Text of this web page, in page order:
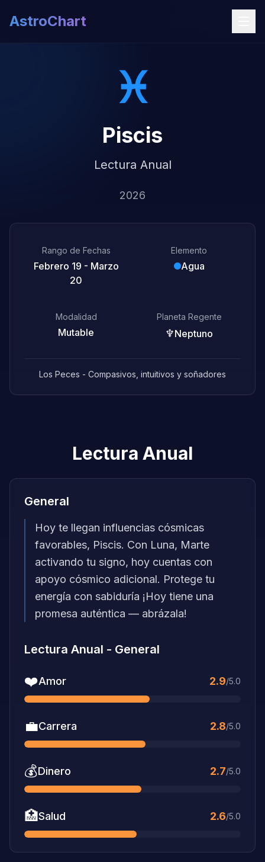
AstroChart
♓
Piscis
Lectura Anual
2026
Rango de Fechas
Febrero 19 - Marzo
20
Elemento
Agua
Modalidad
Mutable
Planeta Regente
♆Neptuno
Los Peces - Compasivos, intuitivos y soñadores
Lectura Anual
General
Hoy te llegan influencias cósmicas
favorables, Piscis. Con Luna, Marte
activando tu signo, hoy cuentas con
apoyo cósmico adicional. Protege tu
energía con sabiduría ¡Hoy tiene una
promesa auténtica — abrázala!
Lectura Anual - General
❤️Amor 2.9/5.0
💼Carrera 2.8/5.0
💰Dinero 2.7/5.0
🏥Salud 2.6/5.0